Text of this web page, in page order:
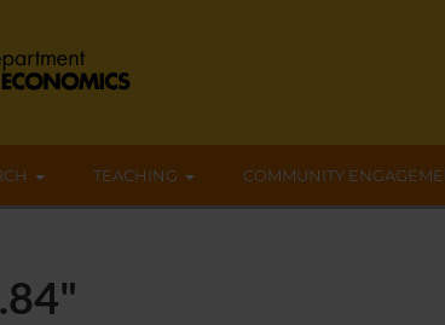
TEACHING COMMUNITY